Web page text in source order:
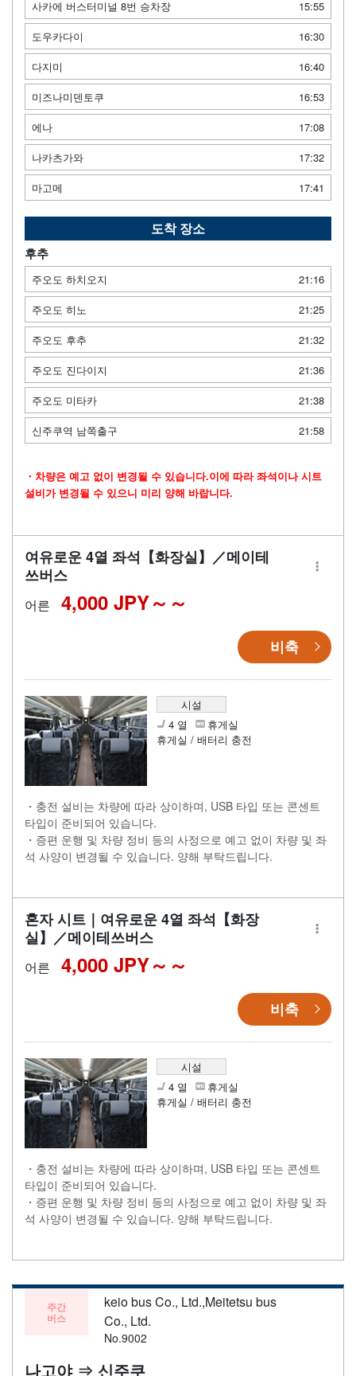
사카에 버스터미널 8번 승차장
15:55
도우카다이
16:30
다지미
16:40
미즈나미덴토쿠
16:53
에나
17:08
나카츠가와
17:32
마고메
17:41
도착 장소
후추
주오도 하치오지
21:16
주오도 히노
21:25
주오도 후추
21:32
주오도 진다이지
21:36
주오도 미타카
21:38
신주쿠역 남쪽출구
21:58
・차량은 예고 없이 변경될 수 있습니다.이에 따라 좌석이나 시트
설비가 변경될 수 있으니 미리 양해 바랍니다.
여유로운 4열 좌석【화장실】／메이테
쓰버스
어른 4,000 JPY～
비축
시설
4 열
휴게실
휴게실 / 배터리 충전
・충전 설비는 차량에 따라 상이하며, USB 타입 또는 콘센트
타입이 준비되어 있습니다.
・증편 운행 및 차량 정비 등의 사정으로 예고 없이 차량 및 좌
석 사양이 변경될 수 있습니다. 양해 부탁드립니다.
혼자 시트｜여유로운 4열 좌석【화장
실】／메이테쓰버스
어른 4,000 JPY～
비축
시설
4 열
휴게실
휴게실 / 배터리 충전
・충전 설비는 차량에 따라 상이하며, USB 타입 또는 콘센트
타입이 준비되어 있습니다.
・증편 운행 및 차량 정비 등의 사정으로 예고 없이 차량 및 좌
석 사양이 변경될 수 있습니다. 양해 부탁드립니다.
주간
버스
keio bus Co., Ltd.,Meitetsu bus
Co., Ltd.
No.9002
나고야 ⇒ 신주쿠